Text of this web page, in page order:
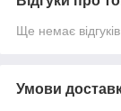
Ще немає
Умови